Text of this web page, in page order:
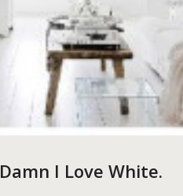
Damn I Love White.